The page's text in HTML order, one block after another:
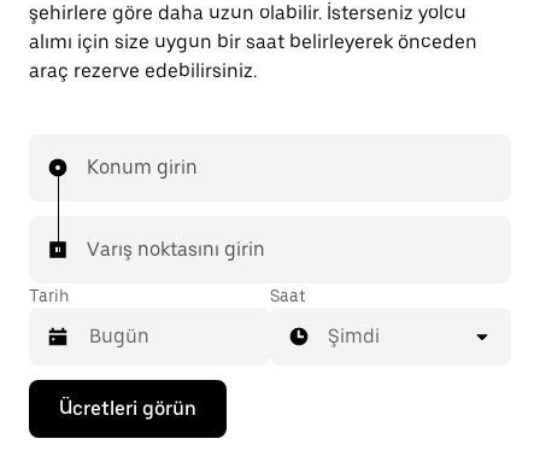
şehirlere göre daha uzun olabilir. İsterseniz yolcu
alımı için size uygun bir saat belirleyerek önceden
araç rezerve edebilirsiniz.
Konum girin
Varış noktasını girin
Tarih
Takvimle
etkileşime
geçmek
Saat
Şimdi
Ücretleri görün